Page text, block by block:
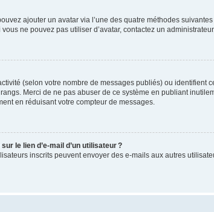
ajouter un avatar via l’une des quatre méthodes
ne pouvez pas utiliser d’avatar, contactez un administrateur.
(selon votre nombre de messages publiés) ou
Merci de ne pas abuser de ce système en publiant
en réduisant votre compteur de messages.
le lien d’e-mail d’un utilisateur ?
inscrits peuvent envoyer des e-mails aux autres